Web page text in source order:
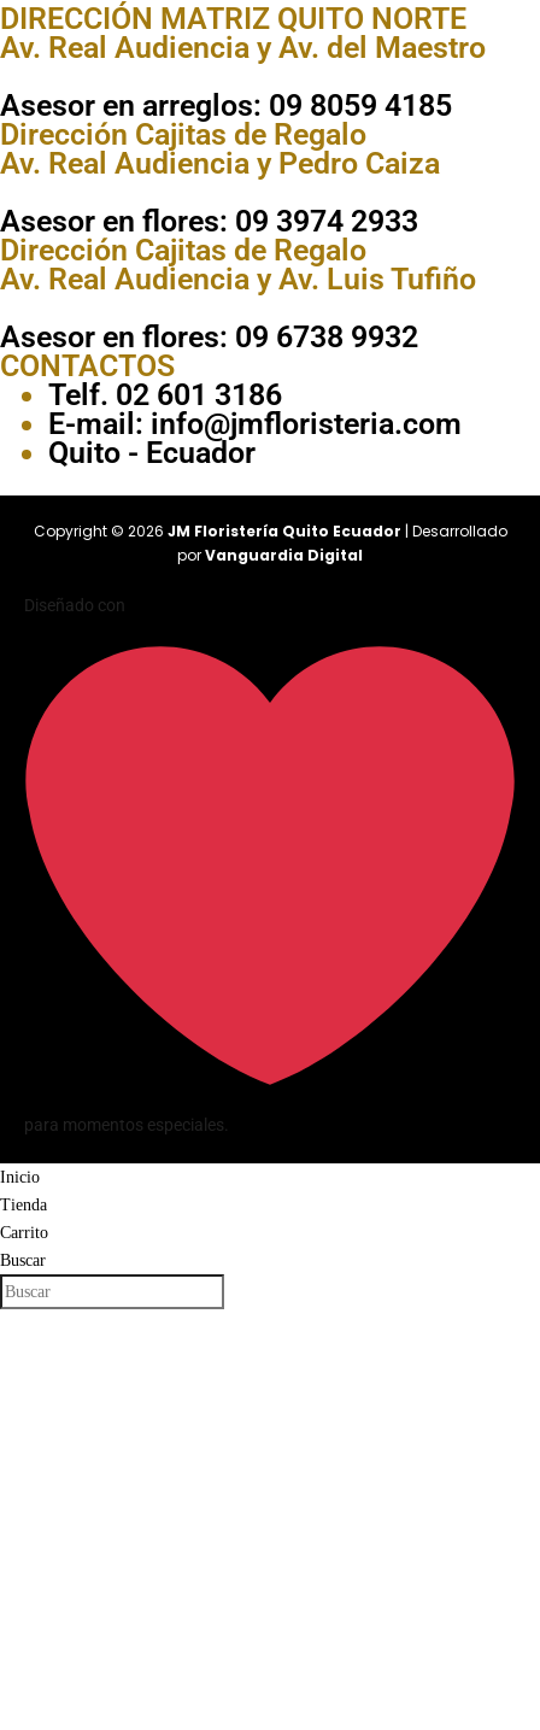
DIRECCIÓN MATRIZ QUITO NORTE
Av. Real Audiencia y Av. del Maestro
Asesor en arreglos: 09 8059 4185
Dirección Cajitas de Regalo
Av. Real Audiencia y Pedro Caiza
Asesor en flores: 09 3974 2933
Dirección Cajitas de Regalo
Av. Real Audiencia y Av. Luis Tufiño
Asesor en flores: 09 6738 9932
CONTACTOS
Telf. 02 601 3186
E-mail: info@jmfloristeria.com
Quito - Ecuador
Copyright © 2026 JM Floristería Quito Ecuador | Desarrollado
porVanguardia Digital
Diseñado con
para momentos especiales.
Inicio
Tienda
Carrito
Buscar